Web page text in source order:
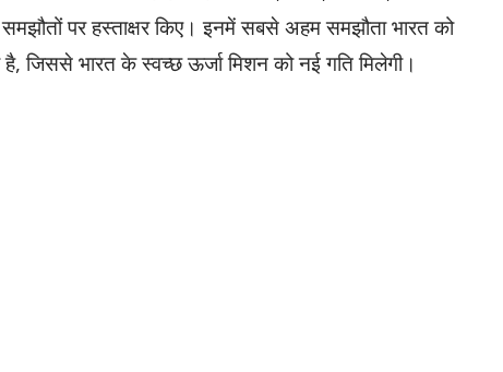
पर हस्ताक्षर किए। इनमें सबसे अहम समझौता भारत को
जिससे भारत के स्वच्छ ऊर्जा मिशन को नई गति मिलेगी।